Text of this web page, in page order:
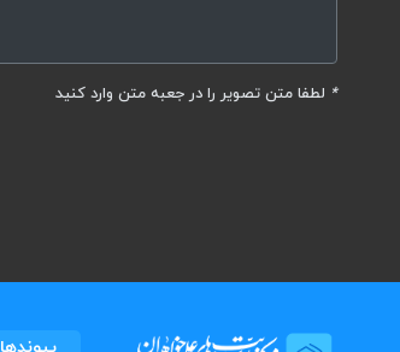
* لطفا متن تصویر را در جعبه متن وارد کنید